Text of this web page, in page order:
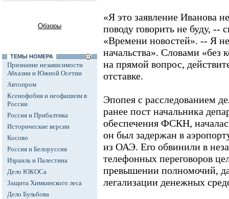
Обзоры
ТЕМЫ НОМЕРА
Признание независимости
Абхазии и Южной Осетии
Автопром
Ксенофобия и неофашизм в
России
Россия и Прибалтика
Исторические версии
Косово
Россия и Белоруссия
Израиль и Палестина
Дело ЮКОСа
Защита Химкинского леса
Дело Бульбова
«Я это заявление Иванова
поводу говорить не буду, --
«Времени новостей». -- Я
начальства». Словами «без
на прямой вопрос,
отставке.
Эпопея с расследованием
ранее пост начальника
обеспечения ФСКН,
он был задержан в
из ОАЭ. Его обвинили в
телефонных переговоров
превышении полномочий,
легализации денежных